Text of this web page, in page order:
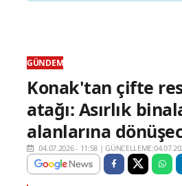
GÜNDEM
Konak'tan çifte
atağı: Asırlık
alanlarına
04.07.2026 - 11:58 |